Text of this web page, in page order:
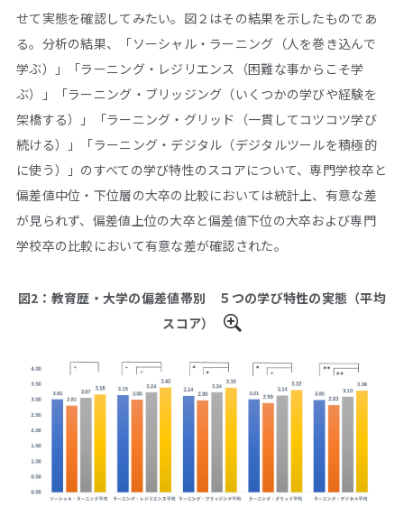
せて実態を確認してみたい。図２はその結果を示したものであ
る。分析の結果、「ソーシャル・ラーニング（人を巻き込んで
学ぶ）」「ラーニング・レジリエンス（困難な事からこそ学
ぶ）」「ラーニング・ブリッジング（いくつかの学びや経験を
架橋する）」「ラーニング・グリッド（一貫してコツコツ学び
続ける）」「ラーニング・デジタル（デジタルツールを積極的
に使う）」のすべての学び特性のスコアについて、専門学校卒と
偏差値中位・下位層の大卒の比較においては統計上、有意な差
が見られず、偏差値上位の大卒と偏差値下位の大卒および専門
学校卒の比較において有意な差が確認された。
図2：教育歴・大学の偏差値帯別 ５つの学び特性の実態（平均
スコア）